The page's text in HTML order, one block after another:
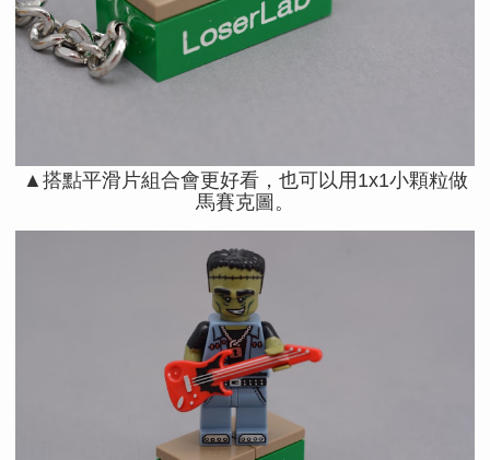
▲搭點平滑片組合會更好看，也可以用1x1小顆粒做
馬賽克圖。